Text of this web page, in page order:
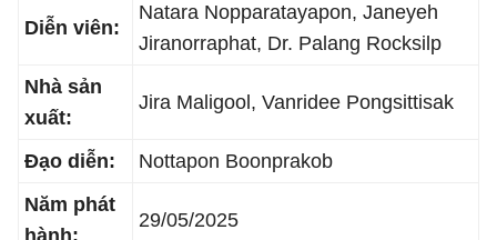
Diễn viên:
Natara Nopparatayapon, Janeyeh
Jiranorraphat, Dr. Palang Rocksilp
Nhà sản
xuất:
Jira Maligool, Vanridee Pongsittisak
Đạo diễn:
Nottapon Boonprakob
Năm phát
hành:
29/05/2025